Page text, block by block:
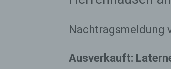
Nachtragsmeldung
Ausverkauft: